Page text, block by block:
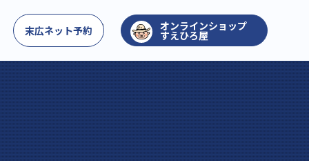
問い合わせ
末広ネット予約 すえひろ屋